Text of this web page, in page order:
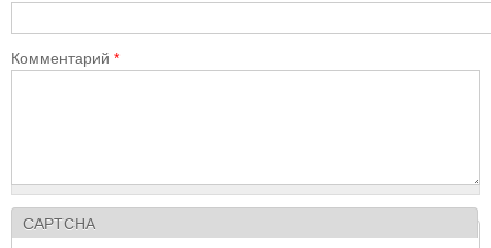
Комментарий *
CAPTCHA